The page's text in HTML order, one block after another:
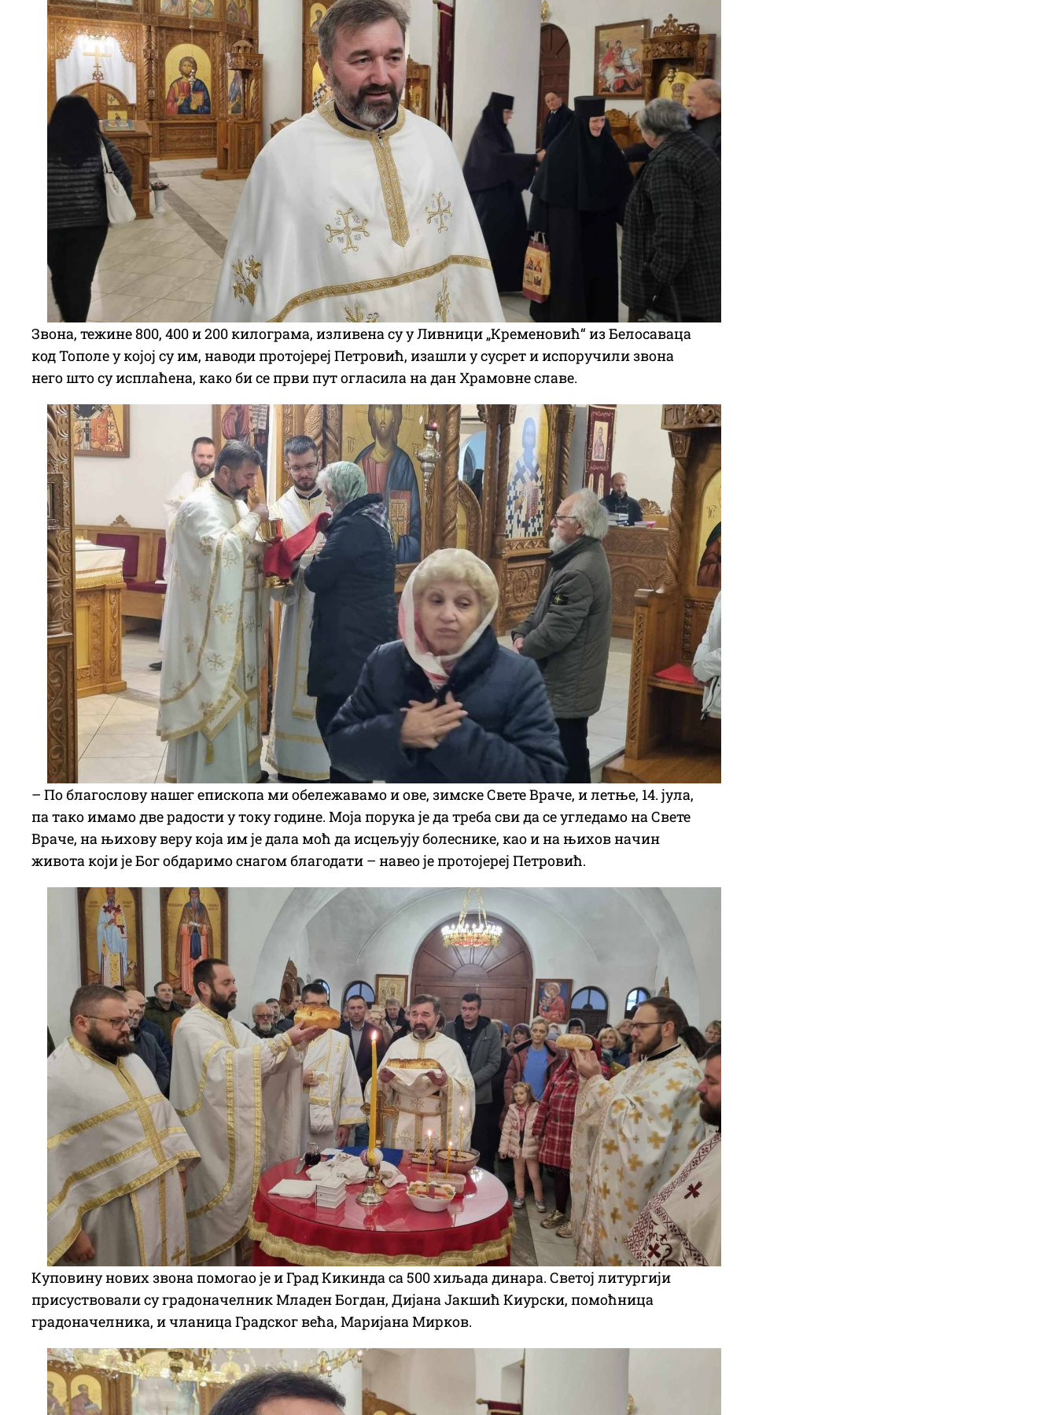
Звона, тежине 800, 400 и 200 килограма, изливена су у Ливници „Кременовић“ из Белосаваца
код Тополе у којој су им, наводи протојереј Петровић, изашли у сусрет и испоручили звона
него што су исплаћена, како би се први пут огласила на дан Храмовне славе.
– По благослову нашег епископа ми обележавамо и ове, зимске Свете Враче, и летње, 14. јула,
па тако имамо две радости у току године. Моја порука је да треба сви да се угледамо на Свете
Враче, на њихову веру која им је дала моћ да исцељују болеснике, као и на њихов начин
живота који је Бог обдаримо снагом благодати – навео је протојереј Петровић.
Куповину нових звона помогао је и Град Кикинда са 500 хиљада динара. Светој литургији
присуствовали су градоначелник Младен Богдан, Дијана Јакшић Киурски, помоћница
градоначелника, и чланица Градског већа, Маријана Мирков.